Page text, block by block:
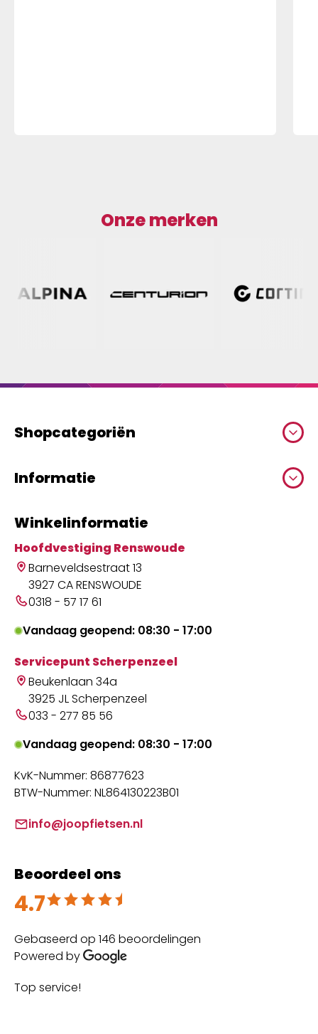
Onze merken
Shopcategoriën
Informatie
Winkelinformatie
Hoofdvestiging Renswoude
Barneveldsestraat 13
3927 CA RENSWOUDE
0318 - 57 17 61
Vandaag geopend: 08:30 - 17:00
Servicepunt Scherpenzeel
Beukenlaan 34a
3925 JL Scherpenzeel
033 - 277 85 56
Vandaag geopend: 08:30 - 17:00
KvK-Nummer: 86877623
BTW-Nummer: NL864130223B01
info@joopfietsen.nl
Beoordeel ons
4.7
Beoordeeld met 4.7 uit 5
Gebaseerd op 146 beoordelingen
Powered by
Top service!